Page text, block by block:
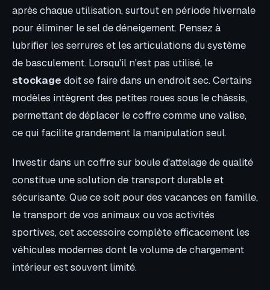
après chaque utilisation, surtout en période hivernale
pour éliminer le sel de déneigement. Pensez à
lubrifier les serrures et les articulations du système
de basculement. Lorsqu'il n'est pas utilisé, le
stockage doit se faire dans un endroit sec. Certains
modèles intègrent des petites roues sous le châssis,
permettant de déplacer le coffre comme une valise,
ce qui facilite grandement la manipulation seul.
Investir dans un coffre sur boule d'attelage de qualité
constitue une solution de transport durable et
sécurisante. Que ce soit pour des vacances en famille,
le transport de vos animaux ou vos activités
sportives, cet accessoire complète efficacement les
véhicules modernes dont le volume de chargement
intérieur est souvent limité.